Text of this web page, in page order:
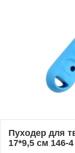
Пуходер для
17*9,5 см 146-